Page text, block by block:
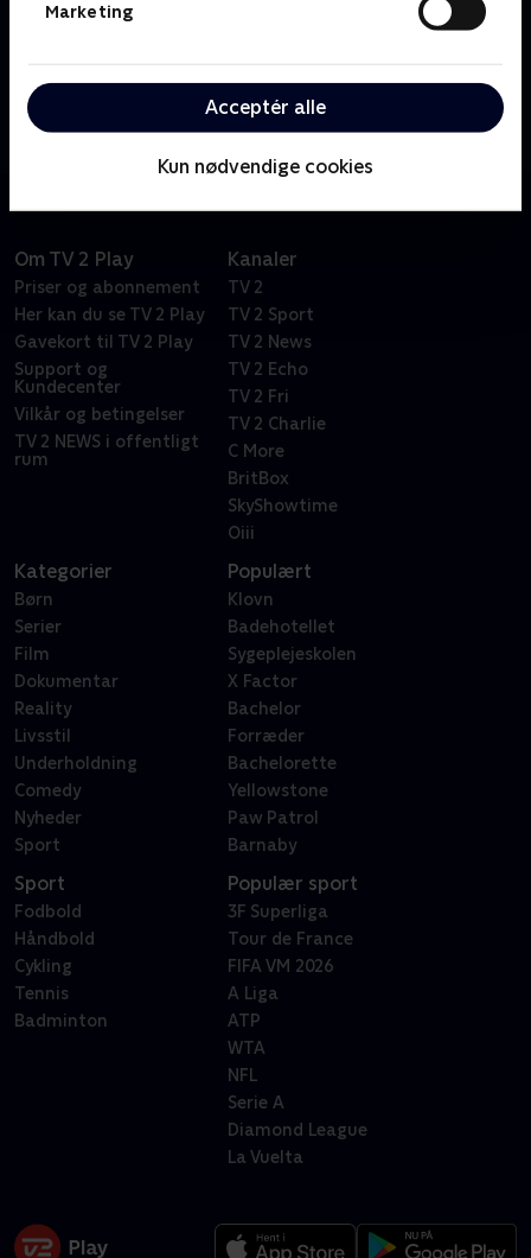
Marketing
Acceptér alle
Kun nødvendige cookies
Om Bert (dansk tale)
kærlighedsproblemer. Serien er baseret på den
populære bogserie af Anders Jacobsson og Sören
Olsson.
Om TV 2 Play
Priser og abonnement
Her kan du se TV 2 Play
Gavekort til TV 2 Play
Support og
Kundecenter
Vilkår og betingelser
TV 2 NEWS i offentligt
rum
Kanaler
TV 2
TV 2 Sport
TV 2 News
TV 2 Echo
TV 2 Fri
TV 2 Charlie
C More
BritBox
SkyShowtime
Oiii
Kategorier
Børn
Serier
Film
Dokumentar
Reality
Livsstil
Underholdning
Comedy
Nyheder
Sport
Populært
Klovn
Badehotellet
Sygeplejeskolen
X Factor
Bachelor
Forræder
Bachelorette
Yellowstone
Paw Patrol
Barnaby
Sport
Fodbold
Håndbold
Cykling
Tennis
Badminton
Populær sport
3F Superliga
Tour de France
FIFA VM 2026
A Liga
ATP
WTA
NFL
Serie A
Diamond League
La Vuelta